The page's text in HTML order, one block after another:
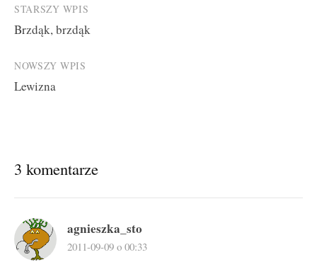
Post
navigation
STARSZY WPIS
Brzdąk, brzdąk
NOWSZY WPIS
Lewizna
3 komentarze
agnieszka_sto
2011-09-09 o 00:33